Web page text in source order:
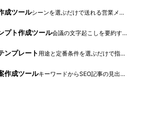
成ツール シーンを選ぶだけで送れる営業メール文面が完成
プト作成ツール 会議の文字起こしを要約するプロンプトを生成
ンプレート 用途と定番条件を選ぶだけで指示文を組み立て
作成ツール キーワードからSEO記事の見出し構成案を自動生成